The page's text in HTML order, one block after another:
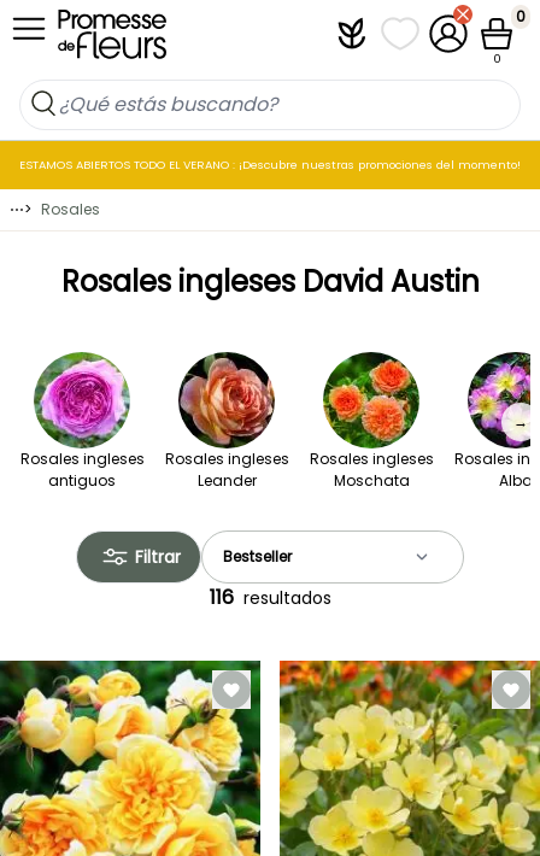
Ir al contenido PlantfitMis listas de
Mi cuenta
Cesta
0
0
ESTAMOS ABIERTOS TODO EL VERANO : ¡Descubre nuestras promociones del momento!
⋯> Rosales
Rosales ingleses David Austin
Rosales ingleses
antiguos
Rosales ingleses
Leander
Rosales ingleses
Moschata
Rosales
Alba
→
Filtrar
116 resultados